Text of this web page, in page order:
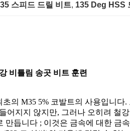
스피드 드릴 비트, 135 Deg HSS
비틀림 송곳 비트 훈련
의 M35 5% 코발트의 사용입니
지지 않지만, 그러나 오히려 철
듭니다 ; 이것은 금속에 대한